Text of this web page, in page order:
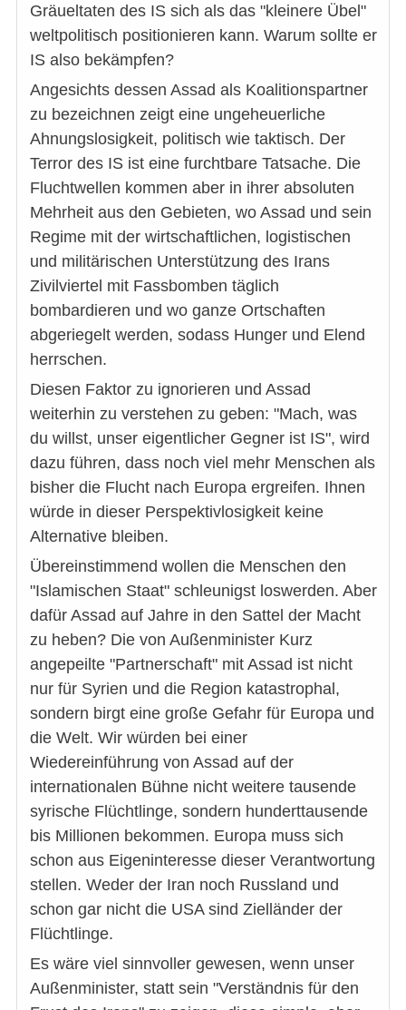
Gräueltaten des IS sich als das "kleinere Übel"
weltpolitisch positionieren kann. Warum sollte er
IS also bekämpfen?
Angesichts dessen Assad als Koalitionspartner
zu bezeichnen zeigt eine ungeheuerliche
Ahnungslosigkeit, politisch wie taktisch. Der
Terror des IS ist eine furchtbare Tatsache. Die
Fluchtwellen kommen aber in ihrer absoluten
Mehrheit aus den Gebieten, wo Assad und sein
Regime mit der wirtschaftlichen, logistischen
und militärischen Unterstützung des Irans
Zivilviertel mit Fassbomben täglich
bombardieren und wo ganze Ortschaften
abgeriegelt werden, sodass Hunger und Elend
herrschen.
Diesen Faktor zu ignorieren und Assad
weiterhin zu verstehen zu geben: "Mach, was
du willst, unser eigentlicher Gegner ist IS", wird
dazu führen, dass noch viel mehr Menschen als
bisher die Flucht nach Europa ergreifen. Ihnen
würde in dieser Perspektivlosigkeit keine
Alternative bleiben.
Übereinstimmend wollen die Menschen den
"Islamischen Staat" schleunigst loswerden. Aber
dafür Assad auf Jahre in den Sattel der Macht
zu heben? Die von Außenminister Kurz
angepeilte "Partnerschaft" mit Assad ist nicht
nur für Syrien und die Region katastrophal,
sondern birgt eine große Gefahr für Europa und
die Welt. Wir würden bei einer
Wiedereinführung von Assad auf der
internationalen Bühne nicht weitere tausende
syrische Flüchtlinge, sondern hunderttausende
bis Millionen bekommen. Europa muss sich
schon aus Eigeninteresse dieser Verantwortung
stellen. Weder der Iran noch Russland und
schon gar nicht die USA sind Zielländer der
Flüchtlinge.
Es wäre viel sinnvoller gewesen, wenn unser
Außenminister, statt sein "Verständnis für den